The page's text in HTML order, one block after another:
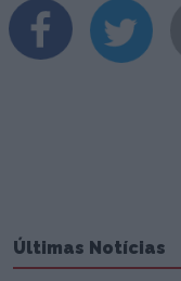
Últimas Notícias